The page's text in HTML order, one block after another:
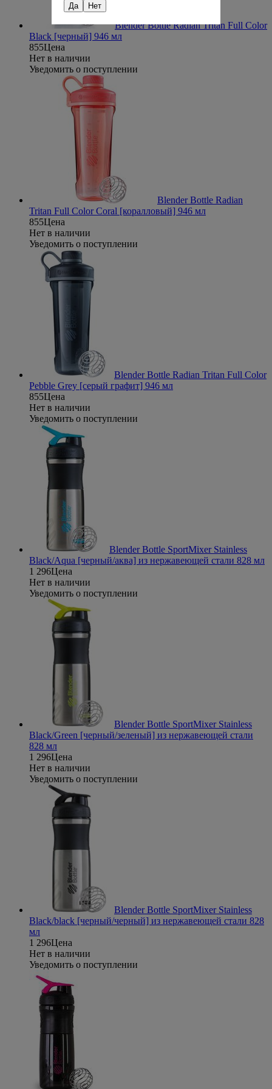
Blender Bottle Radian Tritan Full Color
Black [черный] 946 мл
855Цена
Нет в наличии
Уведомить о поступлении
Blender Bottle Radian
Tritan Full Color Coral [коралловый] 946 мл
855Цена
Нет в наличии
Уведомить о поступлении
Blender Bottle Radian Tritan Full Color
Pebble Grey [серый графит] 946 мл
855Цена
Нет в наличии
Уведомить о поступлении
Blender Bottle SportMixer Stainless
Black/Aqua [черный/аква] из нержавеющей стали 828 мл
1 296Цена
Нет в наличии
Уведомить о поступлении
Blender Bottle SportMixer Stainless
Black/Green [черный/зеленый] из нержавеющей стали
828 мл
1 296Цена
Нет в наличии
Уведомить о поступлении
Blender Bottle SportMixer Stainless
Black/black [черный/черный] из нержавеющей стали 828
мл
1 296Цена
Нет в наличии
Уведомить о поступлении
Да Нет